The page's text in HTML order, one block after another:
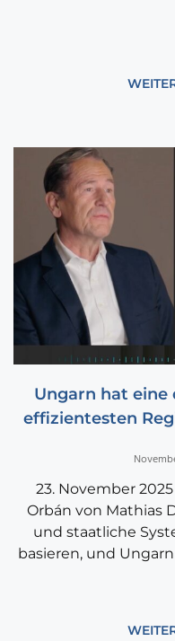
Ungarn hat eine
effizientesten
23. November
Orbán von Mathias
und staatliche
basieren, und